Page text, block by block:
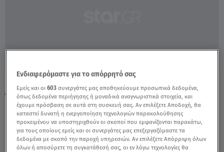
Λέων: 28/9/2021 - Οι Σημερινές
Προβλέψεις - Video
Ενδιαφερόμαστε για το απόρρητό σας
Εμείς και οι603 συνεργάτες μας αποθηκεύουμε προσωπικά δεδομένα,
όπως δεδομένα περιήγησης ή μοναδικά αναγνωριστικά στοιχεία, και
έχουμε πρόσβαση σε αυτά στη συσκευή σας. Αν επιλέξετε Αποδοχή, θα
καταστεί δυνατή η ενεργοποίηση τεχνολογιών παρακολούθησης
προκειμένου να υποστηριχθούν οι σκοποί που εμφανίζονται παρακάτω,
για τους οποίους εμείς και οι συνεργάτες μας επεξεργαζόμαστε τα
δεδομένα με σκοπό την παροχή υπηρεσιών. Αν επιλέξετε Απόρριψη όλων
όλων ή αποσύρετε τη συγκατάθεσή σας, οι εν λόγω τεχνολογίες θα